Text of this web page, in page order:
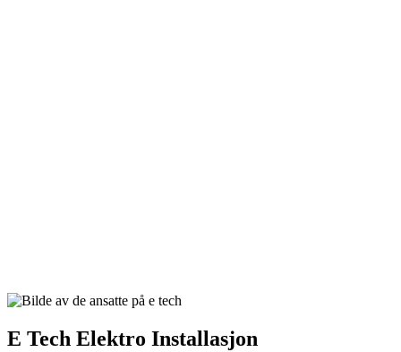
E Tech Elektro Installasjon